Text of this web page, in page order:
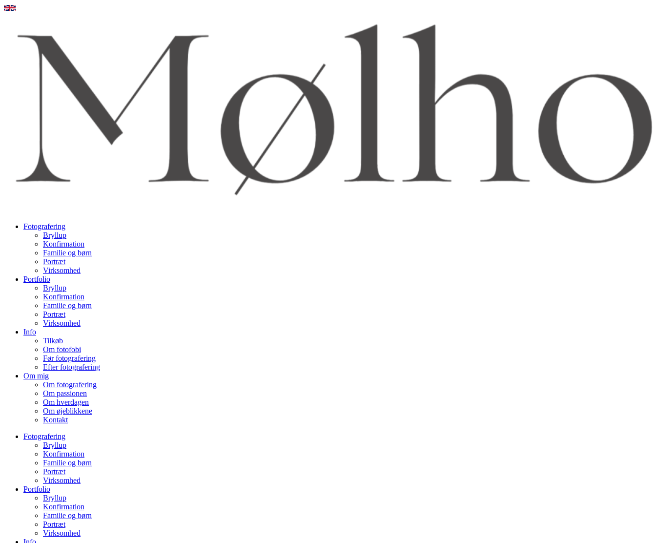
Videre
Fotografering
Bryllup
Konfirmation
Familie og børn
Portræt
Virksomhed
Portfolio
Bryllup
Konfirmation
Familie og børn
Portræt
Virksomhed
Info
Tilkøb
Om fotofobi
Før fotografering
Efter fotografering
Om mig
Om fotografering
Om passionen
Om hverdagen
Om øjeblikkene
Kontakt
Fotografering
Bryllup
Konfirmation
Familie og børn
Portræt
Virksomhed
Portfolio
Bryllup
Konfirmation
Familie og børn
Portræt
Virksomhed